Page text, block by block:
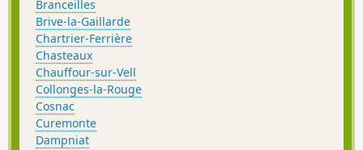
Branceilles
Brive-la-Gaillarde
Chartrier-Ferrière
Chasteaux
Chauffour-sur-Vell
Collonges-la-Rouge
Cosnac
Curemonte
Dampniat